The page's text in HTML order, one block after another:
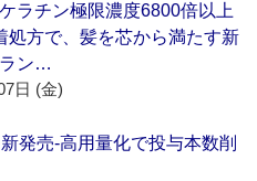
ケラチン極限濃度6800倍以上
処方で、髪を芯から満たす新
ン…
日 (金)
発売‐高用量化で投与本数削